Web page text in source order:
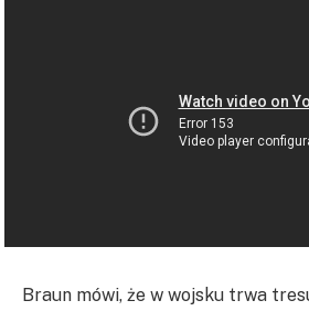
Braun mówi, że w wojsku trwa